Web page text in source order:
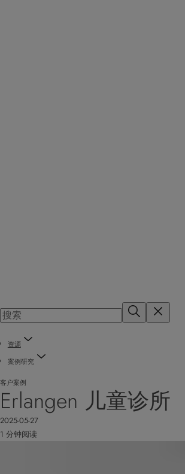
资源
案例研究
客户案例
Erlangen 儿童诊所
2025-05-27
1 分钟阅读